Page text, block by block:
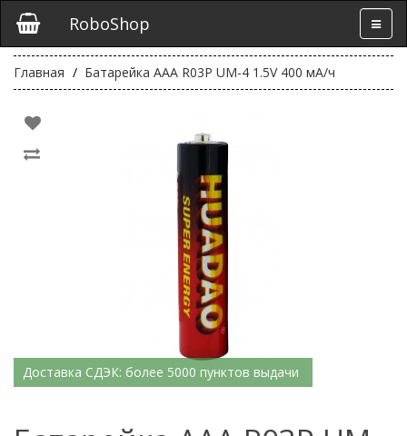
RoboShop
Главная Батарейка AAA R03P UM-4 1.5V 400 мА/ч
Доставка СДЭК: более 5000 пунктов выдачи